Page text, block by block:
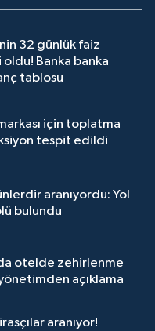
32 günlük faiz
Banka banka
tablosu
için toplatma
tespit edildi
aranıyordu: Yol
bulundu
otelde zehirlenme
açıklama
aranıyor!